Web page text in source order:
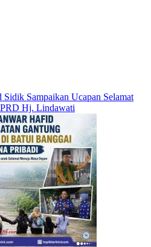
Sampaikan Ucapan Selamat
Hj. Lindawati